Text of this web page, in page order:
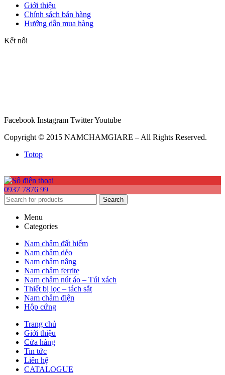
Giới thiệu
Chính sách bán hàng
Hướng dẫn mua hàng
Kết nối
Facebook Instagram TwitterYoutube
Copyright © 2015 NAMCHAMGIARE – All Rights Reserved.
Totop
0937 7876 99
Search
Menu
Categories
Nam châm đất hiếm
Nam châm dẻo
Nam châm nâng
Nam châm ferrite
Nam châm nút áo – Túi xách
Thiết bị lọc – tách sắt
Nam châm điện
Hộp cứng
Trang chủ
Giới thiệu
Cửa hàng
Tin tức
Liên hệ
CATALOGUE